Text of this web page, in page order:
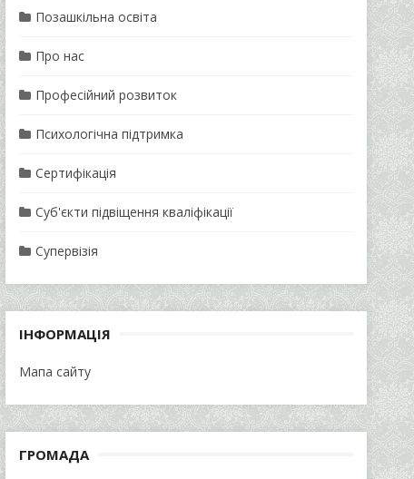
Позашкільна освіта
Про нас
Професійний розвиток
Психологічна підтримка
Сертифікація
Суб'єкти підвіщення кваліфікації
Супервізія
ІНФОРМАЦІЯ
Мапа сайту
ГРОМАДА